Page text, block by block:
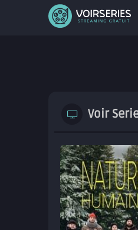
Voir